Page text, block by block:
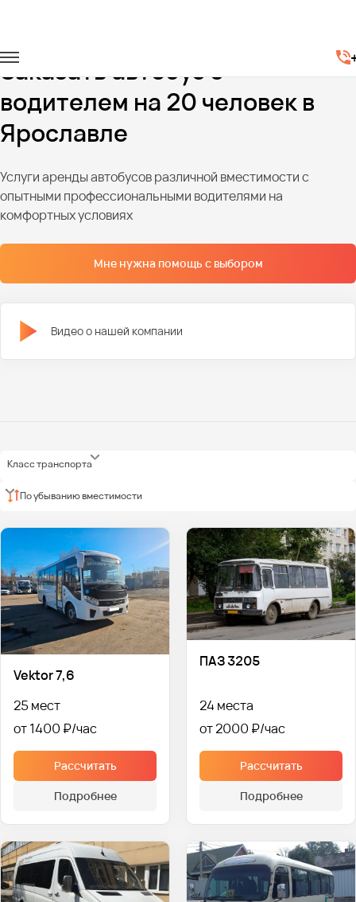
Заказать автобус с
водителем на 20 человек в
Ярославле
Услуги аренды автобусов различной вместимости с
опытными профессиональными водителями на
комфортных условиях
Мне нужна помощь с выбором
Видео о нашей компании
Класс транспорта
По убыванию вместимости
Vektor 7,6
25 мест
от 1400 ₽
Рассчитать
Подробнее
ПАЗ 3205
24 места
от 2000 ₽
Рассчитать
Подробнее